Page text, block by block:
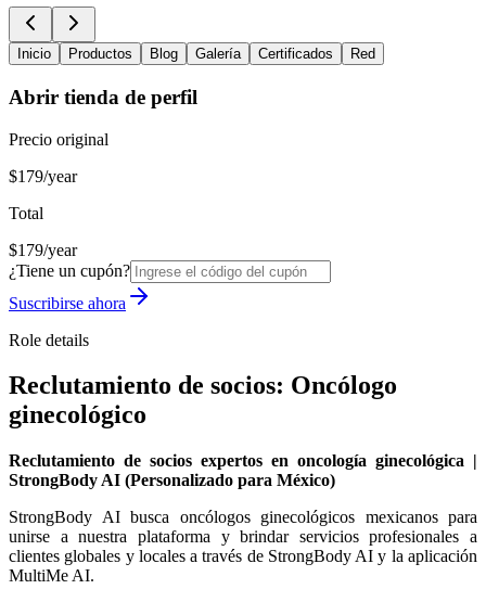
Inicio Productos Blog Galería Certificados Red
Abrir tienda de perfil
Precio original
$179/year
Total
$179/year
¿Tiene un cupón?
Suscribirse ahora
Role details
Reclutamiento de socios: Oncólogo
ginecológico
Reclutamiento de socios expertos en oncología ginecológica |
StrongBody AI (Personalizado para México)
StrongBody AI busca oncólogos ginecológicos mexicanos para
unirse a nuestra plataforma y brindar servicios profesionales a
clientes globales y locales a través de StrongBody AI y la aplicación
MultiMe AI.